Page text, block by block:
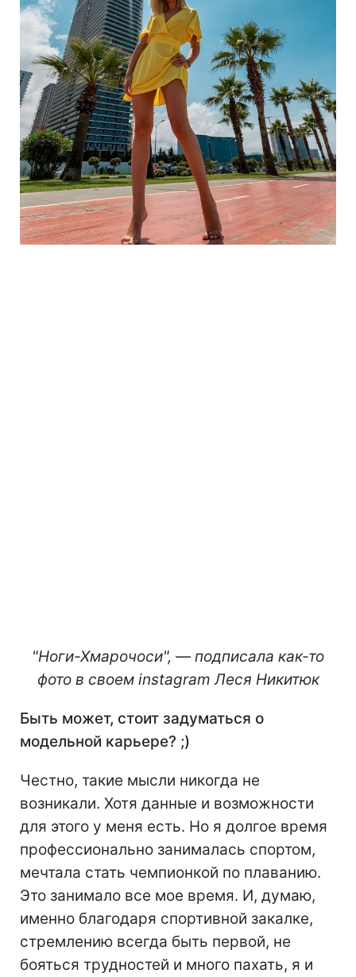
"Ноги-Хмарочоси", — подписала как-то
фото в своем instagram Леся Никитюк
Быть может, стоит задуматься о
модельной карьере? ;)
Честно, такие мысли никогда не
возникали. Хотя данные и возможности
для этого у меня есть. Но я долгое время
профессионально занималась спортом,
мечтала стать чемпионкой по плаванию.
Это занимало все мое время. И, думаю,
именно благодаря спортивной закалке,
стремлению всегда быть первой, не
бояться трудностей и много пахать, я и